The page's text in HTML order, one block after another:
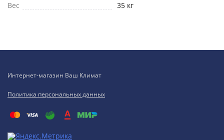
Вес
35 кг
Интернет-магазин Ваш Климат
Политика персональных данных